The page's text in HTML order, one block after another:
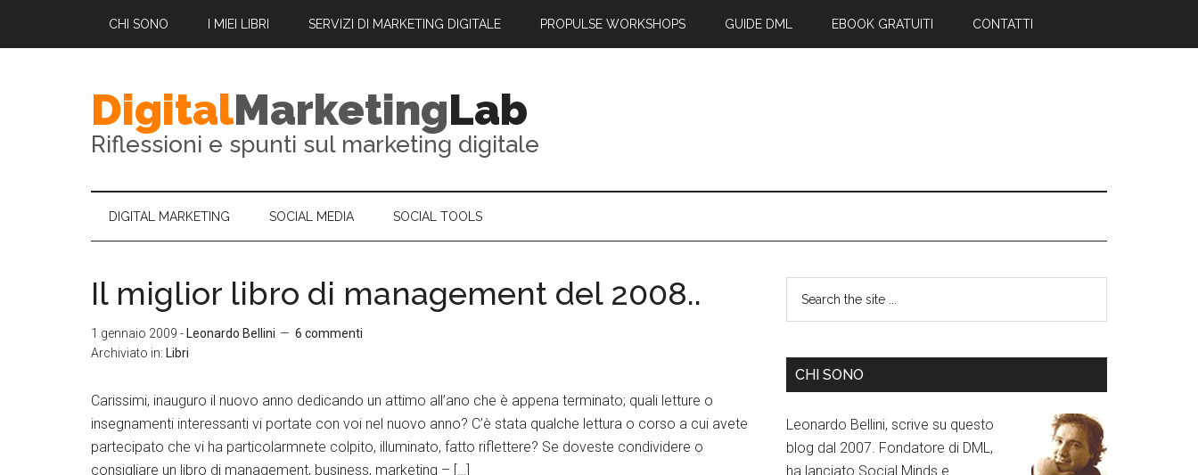
CHI SONO I MIEI LIBRI SERVIZI DI MARKETING DIGITALE PROPULSE WORKSHOPS GUIDE DML EBOOK GRATUITI CONTATTI
DigitalMarketingLab
Riflessioni e spunti sul marketing digitale
DIGITAL MARKETING SOCIAL MEDIA SOCIAL TOOLS
Il miglior libro di management del 2008..
1 gennaio 2009 - Leonardo Bellini
6 commenti
Archiviato in: Libri
Carissimi, inauguro il nuovo anno dedicando un attimo all’ano che è appena terminato; quali letture o
insegnamenti interessanti vi portate con voi nel nuovo anno? C’è stata qualche lettura o corso a cui avete
partecipato che vi ha particolarmnete colpito, illuminato, fatto riflettere? Se doveste condividere o
consigliare un libro di management, business, marketing – […]
CHI SONO
Leonardo Bellini, scrive su questo
blog dal 2007. Fondatore di DML,
ha lanciato Social Minds e